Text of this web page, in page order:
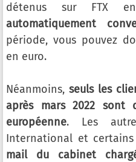
détenus sur FTX
automatiquement
période, vous pouvez
en euro.
Néanmoins, seuls les
après mars 2022 sont
européenne. Les
International et
mail du cabinet